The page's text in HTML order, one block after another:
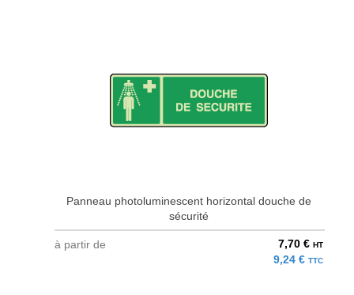
Panneau photoluminescent horizontal douche de
sécurité
à partir de 7,70 € HT
9,24 € TTC